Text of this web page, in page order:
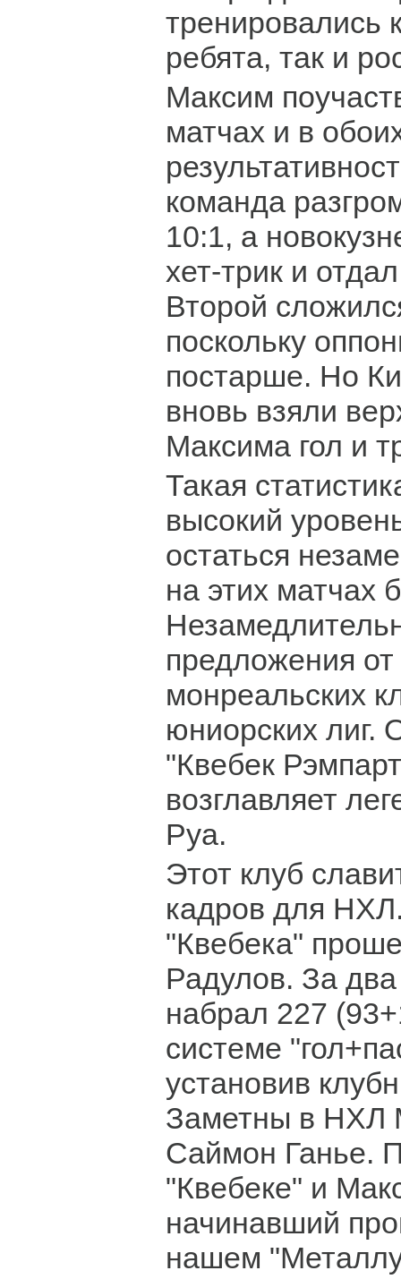
тренировались
ребята, так и
Максим
матчах и в
команда
10:1, а
хет-трик и
Второй
поскольку
постарше. Но
вновь взяли
Максима гол и
Такая
высокий
остаться
на этих матчах
предложения от
монреальских
юниорских лиг.
"Квебек
возглавляет
Руа.
Этот клуб
кадров для
"Квебека"
Радулов. За
набрал 227
системе
установив
Заметны в НХЛ
Саймон Ганье.
"Квебеке" и
начинавший
нашем